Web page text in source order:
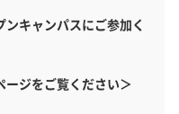
キャンパスにご参加く
ージをご覧ください＞